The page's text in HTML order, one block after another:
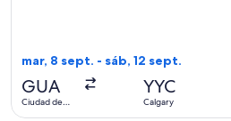
mar, 8 sept. - sáb, 12 sept.
GUA
Ciudad de
YYC
Calgary